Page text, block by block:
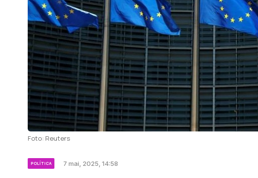
Foto: Reuters
POLÍTICA 7 mai, 2025, 14:58